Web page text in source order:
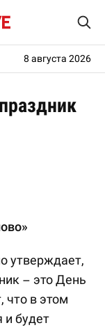
8 августа 2026
утверждает,
– это День
что в этом
и будет